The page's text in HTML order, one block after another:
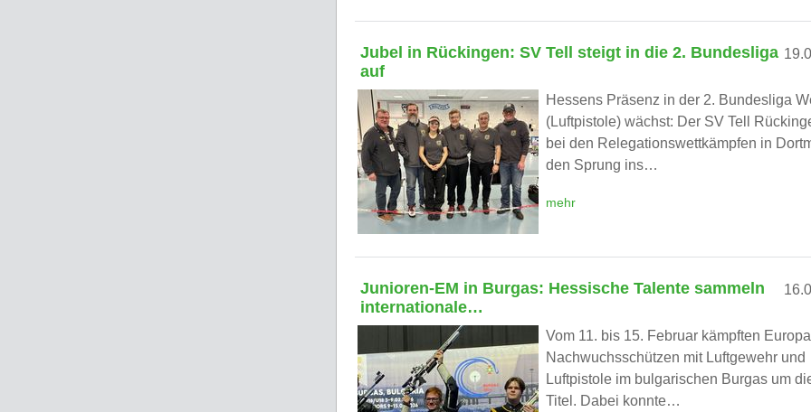
Jubel in Rückingen: SV Tell steigt in die 2. Bundesliga
auf
Hessens Präsenz in der 2. Bundesliga
(Luftpistole) wächst: Der SV Tell
bei den Relegationswettkämpfen in
den Sprung ins…
mehr
Junioren-EM in Burgas: Hessische Talente sammeln
internationale…
Vom 11. bis 15. Februar kämpften
Nachwuchsschützen mit Luftgewehr und
Luftpistole im bulgarischen Burgas um
Titel. Dabei konnte…